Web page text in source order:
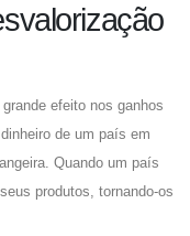
efeito nos ganhos
de um país em
Quando um país
produtos, tornando-os